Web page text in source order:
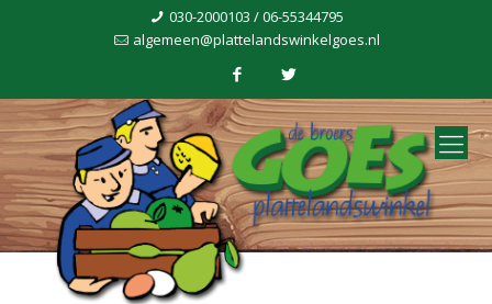
030-2000103 / 06-55344795
algemeen@plattelandswinkelgoes.nl